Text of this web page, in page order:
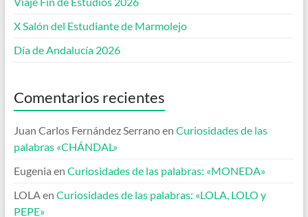
X Salón del Estudiante de Marmolejo
Día de Andalucía 2026
Comentarios recientes
Juan Carlos Fernández Serranoen Curiosidades de las
palabras «CHÁNDAL»
Eugenia en Curiosidades de las palabras: «MONEDA»
LOLAen Curiosidades de las palabras: «LOLA, LOLO y
PEPE»